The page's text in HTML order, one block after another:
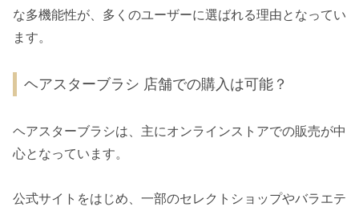
な多機能性が、多くのユーザーに選ばれる理由となってい
ます。
ヘアスターブラシ 店舗での購入は可能？
ヘアスターブラシは、主にオンラインストアでの販売が中
心となっています。
公式サイトをはじめ、一部のセレクトショップやバラエテ